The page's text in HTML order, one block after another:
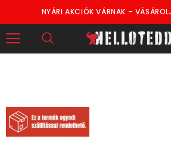
NYÁRI AKCIÓK VÁRNAK –